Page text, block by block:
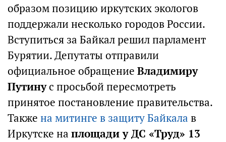
образом позицию иркутских экологов
поддержали несколько городов России.
Вступиться за Байкал решил парламент
Бурятии. Депутаты отправили
официальное обращение Владимиру
Путинус просьбой пересмотреть
принятое постановление правительства.
Также на митинге в защиту Байкала в
Иркутске на площади у ДС «Труд» 13